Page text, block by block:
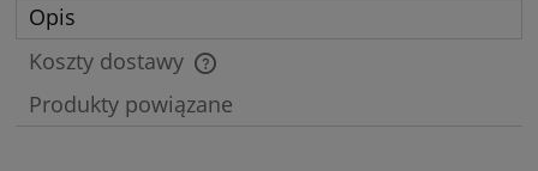
Opis
Koszty dostawy
Cena nie zawiera ewentualnych kosztów płatności
Produkty powiązane